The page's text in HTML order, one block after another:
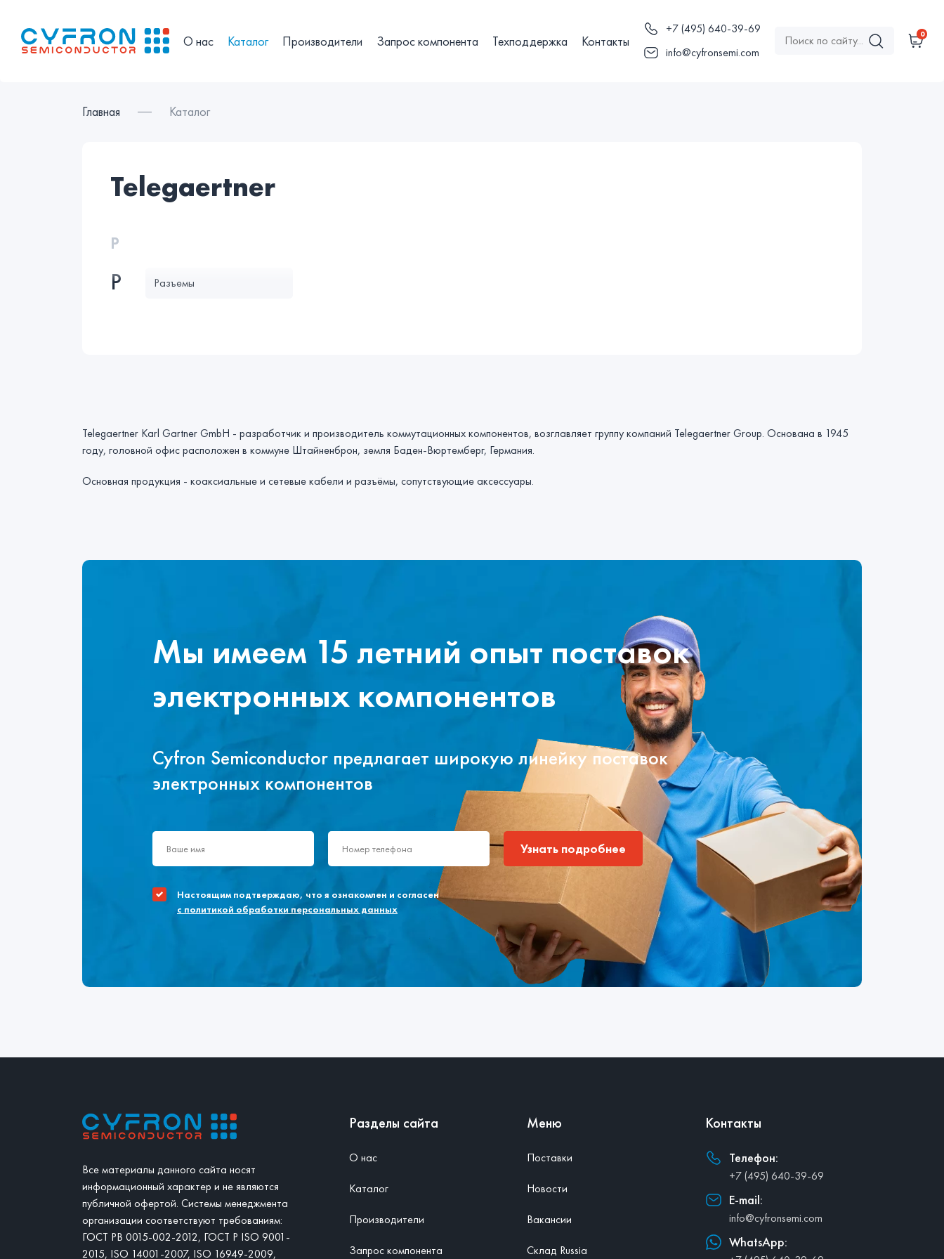
О нас Каталог Производители Запрос компонента Техподдержка Контакты
+7 (495) 640-39-69
info@cyfronsemi.com
0
Главная Каталог
telegaertner
Р
Р Разъемы
Telegaertner Karl Gartner GmbH - разработчик и производитель коммутационных компонентов, возглавляет группу компаний Telegaertner Group. Основана в 1945
году, головной офис расположен в коммуне Штайненброн, земля Баден-Вюртемберг, Германия.
Основная продукция - коаксиальные и сетевые кабели и разъёмы, сопутствующие аксессуары.
Мы имеем 15 летний опыт поставок
электронных компонентов
Cyfron Semiconductor предлагает широкую линейку поставок
электронных компонентов
Узнать подробнее
Настоящим подтверждаю, что я ознакомлен и согласен
с политикой обработки персональных данных
Все материалы данного сайта носят
информационный характер и не являются
публичной офертой. Системы менеджмента
организации соответствуют требованиям:
ГОСТ РВ 0015-002-2012, ГОСТ Р ISO 9001-
2015, ISO 14001-2007, ISO 16949-2009,
Разделы сайта
О нас
Каталог
Производители
Запрос компонента
Меню
Поставки
Новости
Вакансии
Склад Russia
Контакты
Телефон:
+7 (495) 640-39-69
E-mail:
info@cyfronsemi.com
WhatsApp: